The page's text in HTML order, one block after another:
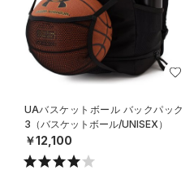
UAバスケットボール バックパック
3（バスケットボール/UNISEX）
￥12,100